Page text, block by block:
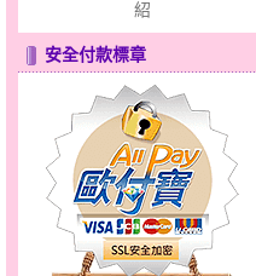
只愛你～男黃金戒指
紹
安全付款標章